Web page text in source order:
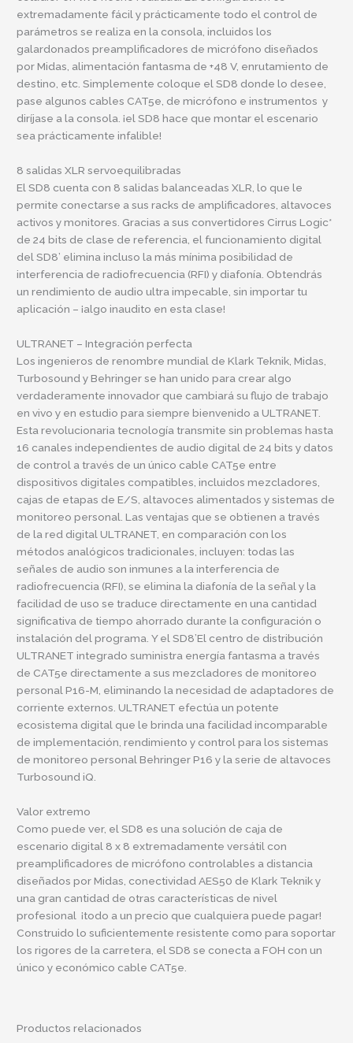
extremadamente fácil y prácticamente todo el control de
parámetros se realiza en la consola, incluidos los
galardonados preamplificadores de micrófono diseñados
por Midas, alimentación fantasma de +48 V, enrutamiento de
destino, etc. Simplemente coloque el SD8 donde lo desee,
pase algunos cables CAT5e, de micrófono e instrumentos y
diríjase a la consola. ¡el SD8 hace que montar el escenario
sea prácticamente infalible!
8 salidas XLR servoequilibradas
El SD8 cuenta con 8 salidas balanceadas XLR, lo que le
permite conectarse a sus racks de amplificadores, altavoces
activos y monitores. Gracias a sus convertidores Cirrus Logic*
de 24 bits de clase de referencia, el funcionamiento digital
del SD8’ elimina incluso la más mínima posibilidad de
interferencia de radiofrecuencia (RFI) y diafonía. Obtendrás
un rendimiento de audio ultra impecable, sin importar tu
aplicación – ¡algo inaudito en esta clase!
ULTRANET – Integración perfecta
Los ingenieros de renombre mundial de Klark Teknik, Midas,
Turbosound y Behringer se han unido para crear algo
verdaderamente innovador que cambiará su flujo de trabajo
en vivo y en estudio para siempre bienvenido a ULTRANET.
Esta revolucionaria tecnología transmite sin problemas hasta
16 canales independientes de audio digital de 24 bits y datos
de control a través de un único cable CAT5e entre
dispositivos digitales compatibles, incluidos mezcladores,
cajas de etapas de E/S, altavoces alimentados y sistemas de
monitoreo personal. Las ventajas que se obtienen a través
de la red digital ULTRANET, en comparación con los
métodos analógicos tradicionales, incluyen: todas las
señales de audio son inmunes a la interferencia de
radiofrecuencia (RFI), se elimina la diafonía de la señal y la
facilidad de uso se traduce directamente en una cantidad
significativa de tiempo ahorrado durante la configuración o
instalación del programa. Y el SD8’El centro de distribución
ULTRANET integrado suministra energía fantasma a través
de CAT5e directamente a sus mezcladores de monitoreo
personal P16-M, eliminando la necesidad de adaptadores de
corriente externos. ULTRANET efectúa un potente
ecosistema digital que le brinda una facilidad incomparable
de implementación, rendimiento y control para los sistemas
de monitoreo personal Behringer P16 y la serie de altavoces
Turbosound iQ.
Valor extremo
Como puede ver, el SD8 es una solución de caja de
escenario digital 8 x 8 extremadamente versátil con
preamplificadores de micrófono controlables a distancia
diseñados por Midas, conectividad AES50 de Klark Teknik y
una gran cantidad de otras características de nivel
profesional ¡todo a un precio que cualquiera puede pagar!
Construido lo suficientemente resistente como para soportar
los rigores de la carretera, el SD8 se conecta a FOH con un
único y económico cable CAT5e.
Productos relacionados